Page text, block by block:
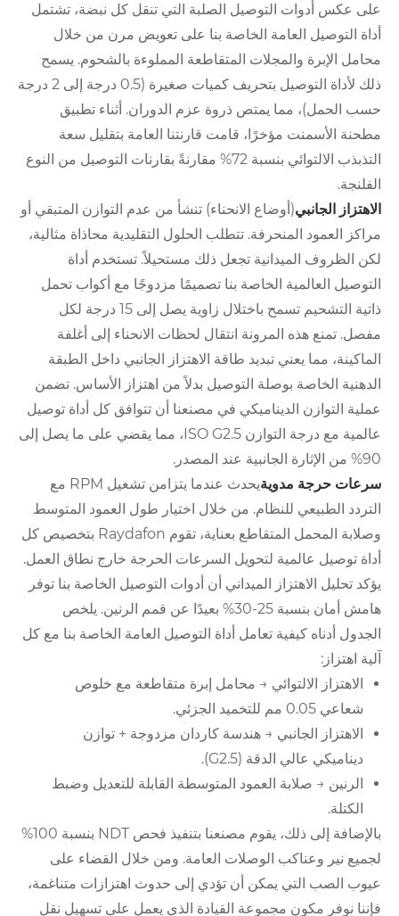
على عكس أدوات التوصيل الصلبة التي تنقل كل نبضة، تشتمل
أداة التوصيل العامة الخاصة بنا على تعويض مرن من خلال
محامل الإبرة والمجلات المتقاطعة المملوءة بالشحوم. يسمح
ذلك لأداة التوصيل بتحريف كميات صغيرة (0.5 درجة إلى 2 درجة
حسب الحمل)، مما يمتص ذروة عزم الدوران. أثناء تطبيق
مطحنة الأسمنت مؤخرًا، قامت قارنتنا العامة بتقليل سعة
التذبذب الالتوائي بنسبة 72% مقارنةً بقارنات التوصيل من النوع
الفلنجة.
الاهتزاز الجانبي(أوضاع الانحناء) تنشأ من عدم التوازن المتبقي أو
مراكز العمود المنحرفة. تتطلب الحلول التقليدية محاذاة مثالية،
لكن الظروف الميدانية تجعل ذلك مستحيلاً. تستخدم أداة
التوصيل العالمية الخاصة بنا تصميمًا مزدوجًا مع أكواب تحمل
ذاتية التشحيم تسمح باختلال زاوية يصل إلى 15 درجة لكل
مفصل. تمنع هذه المرونة انتقال لحظات الانحناء إلى أغلفة
الماكينة، مما يعني تبديد طاقة الاهتزاز الجانبي داخل الطبقة
الدهنية الخاصة بوصلة التوصيل بدلاً من اهتزاز الأساس. تضمن
عملية التوازن الديناميكي في مصنعنا أن تتوافق كل أداة توصيل
عالمية مع درجة التوازن ISO G2.5، مما يقضي على ما يصل إلى
90% من الإثارة الجانبية عند المصدر.
سرعات حرجة مدوية
يحدث عندما يتزامن تشغيل RPM مع
التردد الطبيعي للنظام. من خلال اختيار طول العمود المتوسط ​​
وصلابة المحمل المتقاطع بعناية، تقوم Raydafon بتخصيص كل
أداة توصيل عالمية لتحويل السرعات الحرجة خارج نطاق العمل.
يؤكد تحليل الاهتزاز الميداني أن أدوات التوصيل الخاصة بنا توفر
هامش أمان بنسبة 25-30% بعيدًا عن قمم الرنين. يلخص
الجدول أدناه كيفية تعامل أداة التوصيل العامة الخاصة بنا مع كل
آلية اهتزاز:
الاهتزاز الالتوائي → محامل إبرة متقاطعة مع خلوص
شعاعي 0.05 مم للتخميد الجزئي.
الاهتزاز الجانبي → هندسة كاردان مزدوجة + توازن
ديناميكي عالي الدقة (G2.5).
الرنين → صلابة العمود المتوسطة القابلة للتعديل وضبط
الكتلة.
بالإضافة إلى ذلك، يقوم مصنعنا بتنفيذ فحص NDT بنسبة 100%
لجميع نير وعناكب الوصلات العامة. ومن خلال القضاء على
عيوب الصب التي يمكن أن تؤدي إلى حدوث اهتزازات متناغمة،
فإننا نوفر مكون مجموعة القيادة الذي يعمل على تسهيل نقل